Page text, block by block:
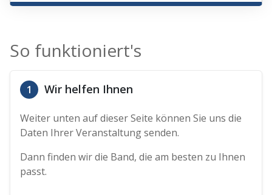
So funktioniert's
1 Wir helfen Ihnen
Weiter unten auf dieser Seite können Sie uns die
Daten Ihrer Veranstaltung senden.
Dann finden wir die Band, die am besten zu Ihnen
passt.